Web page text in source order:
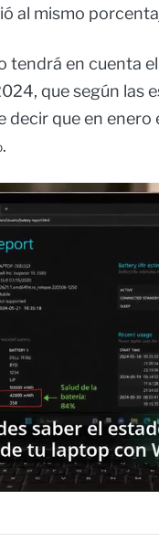
al mismo
tendrá en cuenta
que según las
decir que en enero